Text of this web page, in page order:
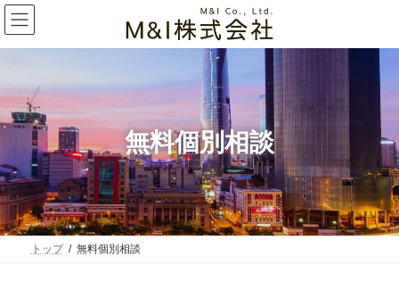
コ
ン
テ
へ
キ
プ
ナ
ビ
ゲ
ョ
に
動
無料個別相談
トップ 無料個別相談